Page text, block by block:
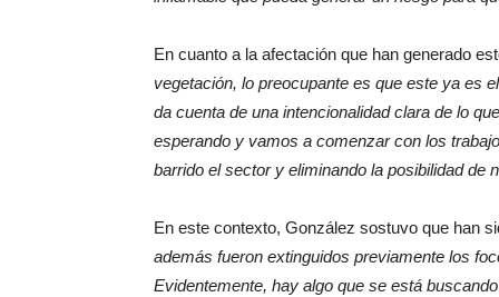
En cuanto a la afectación que han generado
vegetación, lo preocupante es que este ya es
da cuenta de una intencionalidad clara de lo
esperando y vamos a comenzar con los
barrido el sector y eliminando la posibilidad de
En este contexto, González sostuvo que han
además fueron extinguidos previamente los
Evidentemente, hay algo que se está